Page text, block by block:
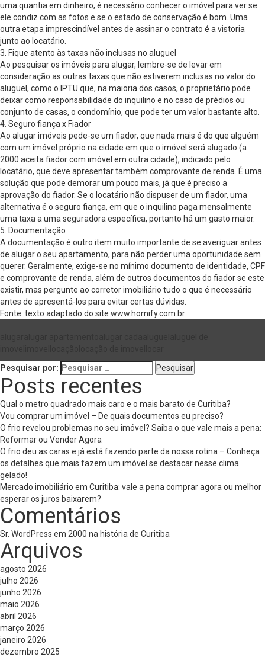
uma quantia em dinheiro, é necessário conhecer o imóvel para ver se
ele condiz com as fotos e se o estado de conservação é bom. Uma
outra etapa imprescindível antes de assinar o contrato é a vistoria
junto ao locatário.
3. Fique atento às taxas não inclusas no aluguel
Ao pesquisar os imóveis para alugar, lembre-se de levar em
consideração as outras taxas que não estiverem inclusas no valor do
aluguel, como o IPTU que, na maioria dos casos, o proprietário pode
deixar como responsabilidade do inquilino e no caso de prédios ou
conjunto de casas, o condomínio, que pode ter um valor bastante alto.
4. Seguro fiança x Fiador
Ao alugar imóveis pede-se um fiador, que nada mais é do que alguém
com um imóvel próprio na cidade em que o imóvel será alugado (a
2000 aceita fiador com imóvel em outra cidade), indicado pelo
locatário, que deve apresentar também comprovante de renda. É uma
solução que pode demorar um pouco mais, já que é preciso a
aprovação do fiador. Se o locatário não dispuser de um fiador, uma
alternativa é o seguro fiança, em que o inquilino paga mensalmente
uma taxa a uma seguradora específica, portanto há um gasto maior.
5. Documentação
A documentação é outro item muito importante de se averiguar antes
de alugar o seu apartamento, para não perder uma oportunidade sem
querer. Geralmente, exige-se no mínimo documento de identidade, CPF
e comprovante de renda, além de outros documentos do fiador se este
existir, mas pergunte ao corretor imobiliário tudo o que é necessário
antes de apresentá-los para evitar certas dúvidas.
Fonte: texto adaptado do site www.homify.com.br
Pesquisar por:
Posts recentes
Qual o metro quadrado mais caro e o mais barato de Curitiba?
Vou comprar um imóvel – De quais documentos eu preciso?
O frio revelou problemas no seu imóvel? Saiba o que vale mais a pena:
Reformar ou Vender Agora
O frio deu as caras e já está fazendo parte da nossa rotina – Conheça
os detalhes que mais fazem um imóvel se destacar nesse clima
gelado!
Mercado imobiliário em Curitiba: vale a pena comprar agora ou melhor
esperar os juros baixarem?
Comentários
Sr. WordPress em 2000 na história de Curitiba
Arquivos
agosto 2026
julho 2026
junho 2026
maio 2026
abril 2026
março 2026
janeiro 2026
dezembro 2025